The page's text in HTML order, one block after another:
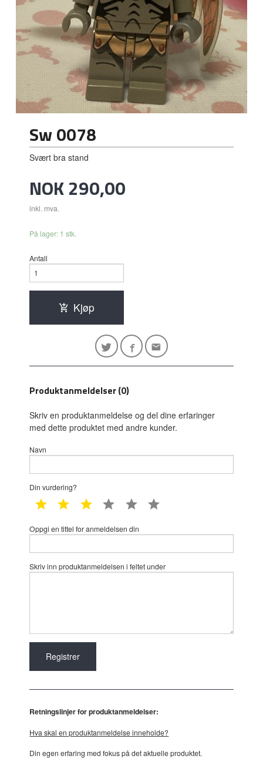
Sw 0078
Svært bra stand
Pris
NOK290,00
inkl. mva.
På lager: 1 stk.
Antall
Kjøp
Produktanmeldelser (0)
Skriv en produktanmeldelse og del dine erfaringer
med dette produktet med andre kunder.
Navn
Din vurdering?
1 star 2 star 3 star 4 star 5 star
Oppgi en tittel for anmeldelsen din
Skriv inn produktanmeldelsen i feltet under
Retningslinjer for produktanmeldelser:
Hva skal en produktanmeldelse inneholde?
Din egen erfaring med fokus på det aktuelle produktet.